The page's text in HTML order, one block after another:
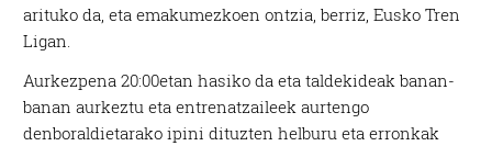
arituko da, eta emakumezkoen ontzia, berriz, Eusko Tren
Ligan.
Aurkezpena 20:00etan hasiko da eta taldekideak banan-
banan aurkeztu eta entrenatzaileek aurtengo
denboraldietarako ipini dituzten helburu eta erronkak